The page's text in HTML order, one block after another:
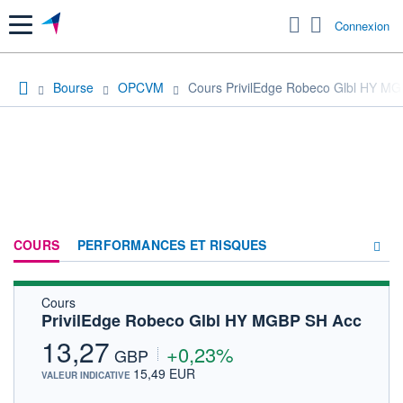
Menu Connexion
Bourse OPCVM Cours PrivilEdge Robeco Glbl HY
COURS PERFORMANCES ET RISQUES
Cours
PrivilEdge Robeco Glbl HY MGBP SH Acc
13,27 GBP +0,23%
VALEUR INDICATIVE 15,49 EUR